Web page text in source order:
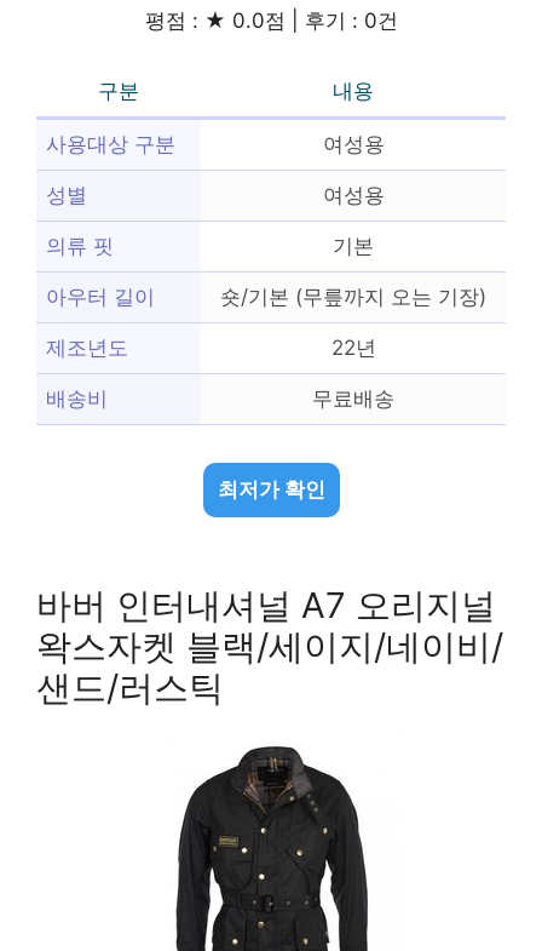
평점 : ★ 0.0점 | 후기 : 0건
구분 내용
사용대상 구분 여성용
성별 여성용
의류 핏 기본
아우터 길이 숏/기본 (무릎까지 오는 기장)
제조년도 22년
배송비 무료배송
최저가 확인
바버 인터내셔널 A7 오리지널
왁스자켓 블랙/세이지/네이비/
샌드/러스틱